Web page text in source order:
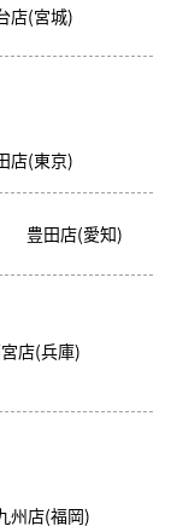
店(宮城)
店(東京)
豊田店(愛知)
店(兵庫)
州店(福岡)